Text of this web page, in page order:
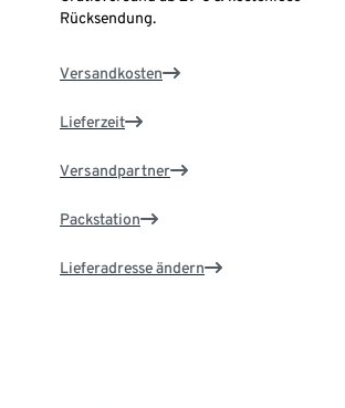
Rücksendung.
Versandkosten
Lieferzeit
Versandpartner
Packstation
Lieferadresse ändern